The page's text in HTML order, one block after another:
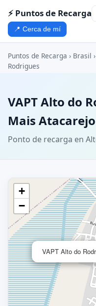
⚡ Puntos de Recarga
📍 Cerca de mí
Puntos de Recarga › Brasil ›
Rodrigues
VAPT Alto do
Mais Atacarejo
Ponto de recarga en
VAPT Alto do
+
−